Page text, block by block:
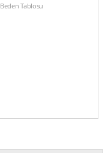
Beden Tablosu